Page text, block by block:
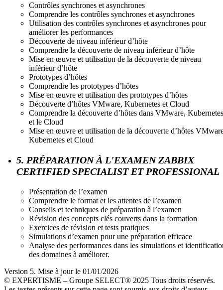
Contrôles synchrones et asynchrones
Comprendre les contrôles synchrones et asynchrones
Utilisation des contrôles synchrones et asynchrones pour
améliorer les performances
Découverte de niveau inférieur d’hôte
Comprendre la découverte de niveau inférieur d’hôte
Mise en œuvre et utilisation de la découverte de niveau
inférieur d’hôte
Prototypes d’hôtes
Comprendre les prototypes d’hôtes
Mise en œuvre et utilisation des prototypes d’hôtes
Découverte d’hôtes VMware, Kubernetes et Cloud
Comprendre la découverte d’hôtes dans VMware, Kubernetes
et le Cloud
Mise en œuvre et utilisation de la découverte d’hôtes
Kubernetes et Cloud
5. PRÉPARATION À L'EXAMEN ZABBIX
CERTIFIED SPECIALIST ET PROFESSIONAL
Présentation de l’examen
Comprendre le format et les attentes de l’examen
Conseils et techniques de préparation à l’examen
Révision des concepts clés couverts dans la formation
Exercices de révision et tests pratiques
Simulations d’examen pour une préparation efficace
Analyse des performances dans les simulations et
des domaines à améliorer.
Version 5. Mise à jour le 01/01/2026
© EXPERTISME – Groupe SELECT® 2025 Tous droits réservés.